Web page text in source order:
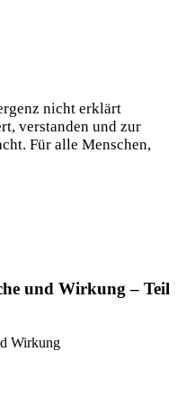
nicht erklärt
verstanden und zur
Für alle Menschen,
und Wirkung – Teil